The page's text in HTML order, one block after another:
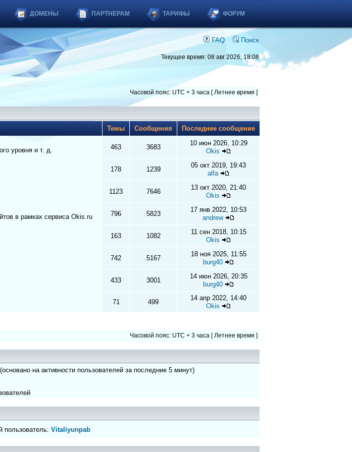
ДОМЕНЫ ПАРТНЕРАМ ТАРИФЫ ФОРУМ
FAQ Поиск
Текущее время: 08 авг 2026, 18:08
Часовой пояс: UTC + 3 часа [ Летнее время ]
Темы Сообщения Последнее сообщение
уровня и т. д. 463 3683
10 июн 2026, 10:29
Okis
178 1239
05 окт 2019, 19:43
alfa
1123 7646
13 окт 2020, 21:40
Okis
в рамках сервиса Okis.ru 796 5823
17 янв 2022, 10:53
andrew
163 1082
11 сен 2018, 10:15
Okis
742 5167
18 ноя 2025, 11:55
burg40
433 3001
14 июн 2026, 20:35
burg40
71 499
14 апр 2022, 14:40
Okis
Часовой пояс: UTC + 3 часа [ Летнее время ]
на активности пользователей за последние 5 минут)
пользователь: Vitaliyunpab